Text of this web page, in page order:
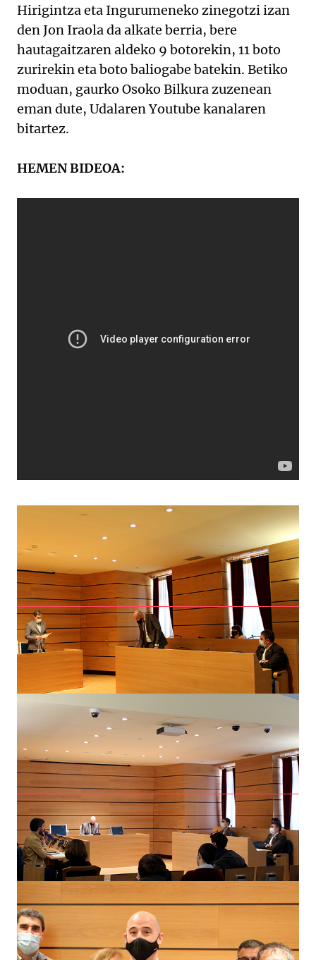
Hirigintza eta Ingurumeneko zinegotzi izan
den Jon Iraola da alkate berria, bere
hautagaitzaren aldeko 9 botorekin, 11 boto
zurirekin eta boto baliogabe batekin. Betiko
moduan, gaurko Osoko Bilkura zuzenean
eman dute, Udalaren Youtube kanalaren
bitartez.
HEMEN BIDEOA: